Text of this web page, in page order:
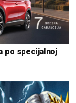
po specijalnoj